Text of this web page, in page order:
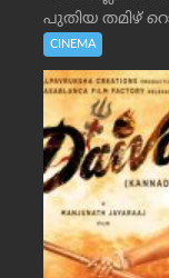
പുതിയ തമിഴ്
CINEMA